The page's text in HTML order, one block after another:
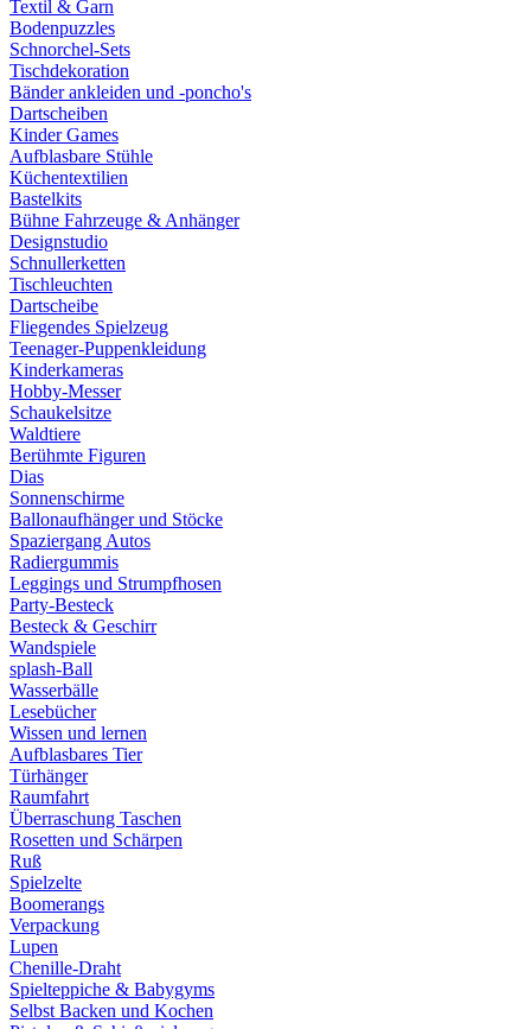
Textil & Garn
Bodenpuzzles
Schnorchel-Sets
Tischdekoration
Bänder ankleiden und -poncho's
Dartscheiben
Kinder Games
Aufblasbare Stühle
Küchentextilien
Bastelkits
Bühne Fahrzeuge & Anhänger
Designstudio
Schnullerketten
Tischleuchten
Dartscheibe
Fliegendes Spielzeug
Teenager-Puppenkleidung
Kinderkameras
Hobby-Messer
Schaukelsitze
Waldtiere
Berühmte Figuren
Dias
Sonnenschirme
Ballonaufhänger und Stöcke
Spaziergang Autos
Radiergummis
Leggings und Strumpfhosen
Party-Besteck
Besteck & Geschirr
Wandspiele
splash-Ball
Wasserbälle
Lesebücher
Wissen und lernen
Aufblasbares Tier
Türhänger
Raumfahrt
Überraschung Taschen
Rosetten und Schärpen
Ruß
Spielzelte
Boomerangs
Verpackung
Lupen
Chenille-Draht
Spielteppiche & Babygyms
Selbst Backen und Kochen